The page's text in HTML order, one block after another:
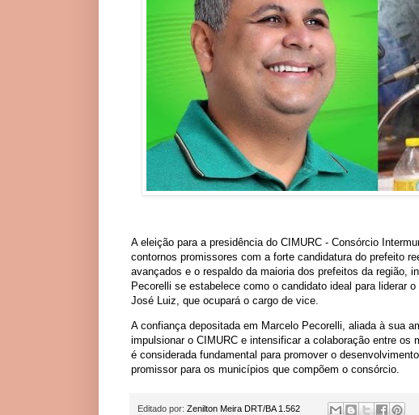
A eleição para a presidência do CIMURC - Consórcio
contornos promissores com a forte candidatura do prefeito
avançados e o respaldo da maioria dos prefeitos da região,
Pecorelli se estabelece como o candidato ideal para liderar
José Luiz, que ocupará o cargo de vice.
A confiança depositada em Marcelo Pecorelli, aliada à sua
impulsionar o CIMURC e intensificar a colaboração entre
é considerada fundamental para promover o
promissor para os municípios que compõem o consórcio.
Editado por: Zenilton Meira DRT/BA 1.562